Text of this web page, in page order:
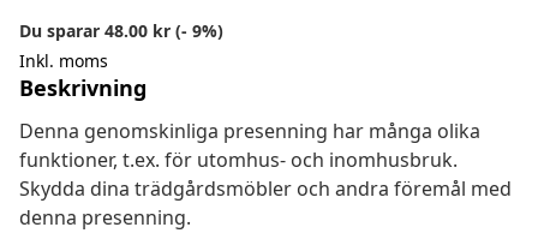
Du sparar 48.00 kr (- 9%)
Inkl. moms
Beskrivning
Denna genomskinliga presenning har många olika
funktioner, t.ex. för utomhus- och inomhusbruk.
Skydda dina trädgårdsmöbler och andra föremål med
denna presenning.